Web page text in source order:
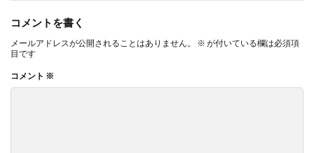
コメントを書く
メールアドレスが公開されることはありません。 ※ が付いている欄は必須項
目です
コメント ※